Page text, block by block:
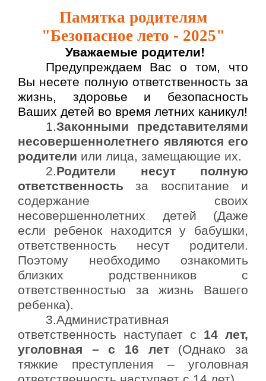
Памятка родителям
"Безопасное лето - 2025"
Уважаемые родители!
Предупреждаем Вас о том, что
Вы несете полную ответственность за
жизнь, здоровье и безопасность
Ваших детей во время летних каникул!
1.Законными представителями
несовершеннолетнего являются его
родители или лица, замещающие их.
2.Родители несут полную
ответственность за воспитание и
содержание своих
несовершеннолетних детей (Даже
если ребенок находится у бабушки,
ответственность несут родители.
Поэтому необходимо ознакомить
близких родственников с
ответственностью за жизнь Вашего
ребенка).
3.Административная
ответственность наступает с 14 лет,
уголовная – с 16 лет(Однако за
тяжкие преступления – уголовная